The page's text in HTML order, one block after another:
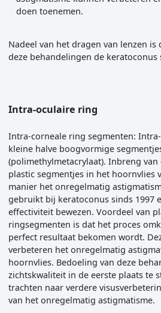
doen toenemen.
Nadeel van het dragen van lenzen is
deze behandelingen de
Intra-oculaire ring
Intra-corneale ring segmenten:
kleine halve boogvormige
(polimethylmetacrylaat). Inbreng
plastic segmentjes in het hoornvlies
manier het onregelmatig
gebruikt bij keratoconus sinds 1997
effectiviteit bewezen. Voordeel van
ringsegmenten is dat het proces
perfect resultaat bekomen wordt.
verbeteren het onregelmatig
hoornvlies. Bedoeling van deze
zichtskwaliteit in de eerste plaats te
trachten naar verdere
van het onregelmatig astigmatisme.